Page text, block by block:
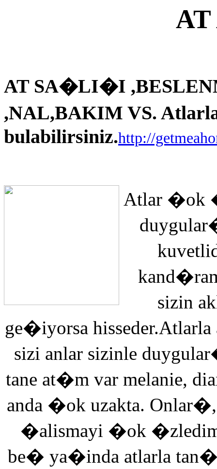
AT SA�LI�I
,NAL,BAKIM VS.
bulabilirsiniz.http://
Atlar �ok
sizin
ge�iyorsa
sizi anlar sizinle
tane at�m var melanie,
anda �ok uzakta.
�alismayi �ok
be� ya�inda atlarla